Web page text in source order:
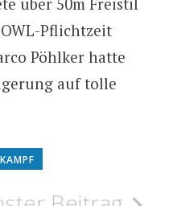
Pflichtzeit
Pöhlker hatte
auf tolle